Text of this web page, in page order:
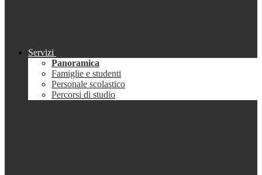
Servizi
Panoramica
Famiglie e studenti
Personale scolastico
Percorsi di studio